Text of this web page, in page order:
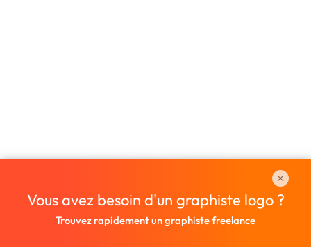
Vous avez besoin d'un graphiste logo ?
Trouvez rapidement un graphiste freelance